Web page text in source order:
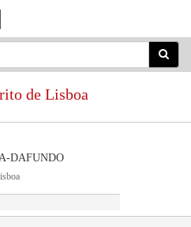
de Lisboa
DAFUNDO